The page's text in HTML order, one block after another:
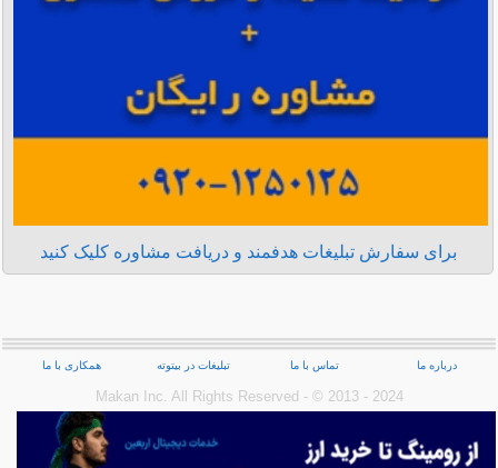
برای سفارش تبلیغات هدفمند و دریافت مشاوره کلیک کنید
درباره ما تماس با ما تبلیغات در بیتوته همکاری با ما
Makan Inc.‎ All Rights Reserved - © 2013 - 2024